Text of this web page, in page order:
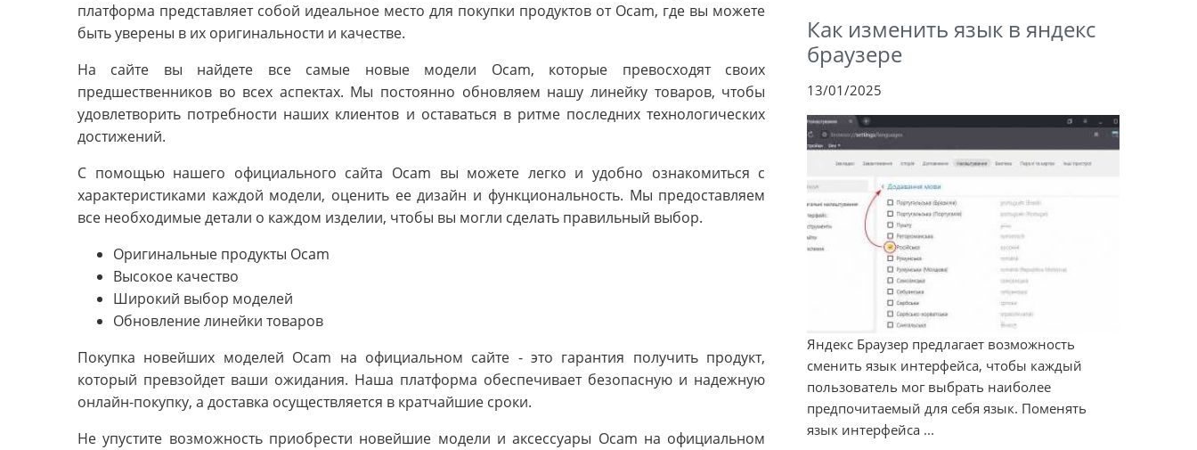
платформа представляет собой идеальное место для покупки продуктов от Ocam, где вы можете
быть уверены в их оригинальности и качестве.
На сайте вы найдете все самые новые модели Ocam, которые превосходят своих
предшественников во всех аспектах. Мы постоянно обновляем нашу линейку товаров, чтобы
удовлетворить потребности наших клиентов и оставаться в ритме последних технологических
достижений.
С помощью нашего официального сайта Ocam вы можете легко и удобно ознакомиться с
характеристиками каждой модели, оценить ее дизайн и функциональность. Мы предоставляем
все необходимые детали о каждом изделии, чтобы вы могли сделать правильный выбор.
Оригинальные продукты Ocam
Высокое качество
Широкий выбор моделей
Обновление линейки товаров
Покупка новейших моделей Ocam на официальном сайте - это гарантия получить продукт,
который превзойдет ваши ожидания. Наша платформа обеспечивает безопасную и надежную
онлайн-покупку, а доставка осуществляется в кратчайшие сроки.
Не упустите возможность приобрести новейшие модели и аксессуары Ocam на официальном
Как изменить язык в яндекс
браузере
13/01/2025
Яндекс Браузер предлагает возможность
сменить язык интерфейса, чтобы каждый
пользователь мог выбрать наиболее
предпочитаемый для себя язык. Поменять
язык интерфейса ...